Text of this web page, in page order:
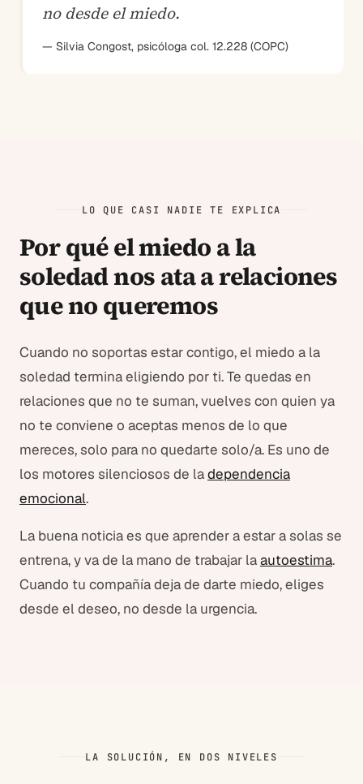
no desde el miedo.
— Silvia Congost, psicóloga col. 12.228 (COPC)
LO QUE CASI NADIE TE EXPLICA
Por qué el miedo a la
soledad nos ata a relaciones
que no queremos
Cuando no soportas estar contigo, el miedo a la
soledad termina eligiendo por ti. Te quedas en
relaciones que no te suman, vuelves con quien ya
no te conviene o aceptas menos de lo que
mereces, solo para no quedarte solo/a. Es uno de
los motores silenciosos de ladependencia
emocional.
La buena noticia es que aprender a estar a solas se
entrena, y va de la mano de trabajar laautoestima.
Cuando tu compañía deja de darte miedo, eliges
desde el deseo, no desde la urgencia.
LA SOLUCIÓN, EN DOS NIVELES